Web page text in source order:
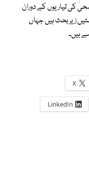
کی تیاریوں کے دوران
زیر بحث ہیں جہاں
ہیں۔
X
LinkedIn